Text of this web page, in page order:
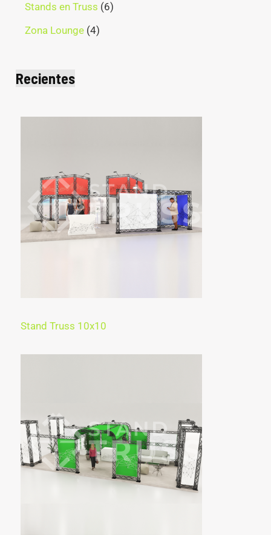
Stands en Truss 6
Zona Lounge 4
Recientes
Stand Truss 10x10